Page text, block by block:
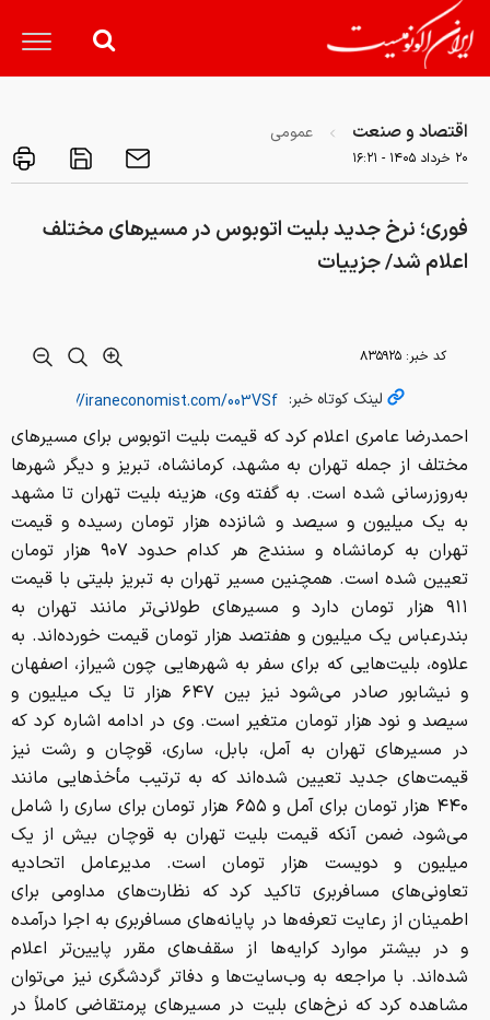
اقتصاد و صنعت عمومی
۲۰ خرداد ۱۴۰۵ - ۱۶:۲۱
فوری؛ نرخ‌ جدید بلیت‌ اتوبوس در مسیرهای مختلف
اعلام شد/ جزییات
کد خبر: ۸۳۵۹۲۵
لینک کوتاه خبر:
احمدرضا عامری اعلام کرد که قیمت بلیت اتوبوس برای مسیرهای
مختلف از جمله تهران به مشهد، کرمانشاه، تبریز و دیگر شهرها
به‌روزرسانی شده است. به گفته وی، هزینه بلیت تهران تا مشهد
به یک میلیون و سیصد و شانزده هزار تومان رسیده و قیمت
تهران به کرمانشاه و سنندج هر کدام حدود ۹۰۷ هزار تومان
تعیین شده است. همچنین مسیر تهران به تبریز بلیتی با قیمت
۹۱۱ هزار تومان دارد و مسیرهای طولانی‌تر مانند تهران به
بندرعباس یک میلیون و هفتصد هزار تومان قیمت خورده‌اند. به
علاوه، بلیت‌هایی که برای سفر به شهرهایی چون شیراز، اصفهان
و نیشابور صادر می‌شود نیز بین ۶۴۷ هزار تا یک میلیون و
سیصد و نود هزار تومان متغیر است. وی در ادامه اشاره کرد که
در مسیرهای تهران به آمل، بابل، ساری، قوچان و رشت نیز
قیمت‌های جدید تعیین شده‌اند که به ترتیب مأخذهایی مانند
۴۴۰ هزار تومان برای آمل و ۶۵۵ هزار تومان برای ساری را شامل
می‌شود، ضمن آنکه قیمت بلیت تهران به قوچان بیش از یک
میلیون و دویست هزار تومان است. مدیرعامل اتحادیه
تعاونی‌های مسافربری تاکید کرد که نظارت‌های مداومی برای
اطمینان از رعایت تعرفه‌ها در پایانه‌های مسافربری به اجرا درآمده
و در بیشتر موارد کرایه‌ها از سقف‌های مقرر پایین‌تر اعلام
شده‌اند. با مراجعه به وب‌سایت‌ها و دفاتر گردشگری نیز می‌توان
مشاهده کرد که نرخ‌های بلیت در مسیرهای پرمتقاضی کاملاً در